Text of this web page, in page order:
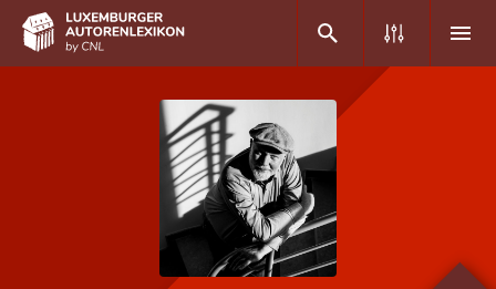
Autor(inn)en A-Z